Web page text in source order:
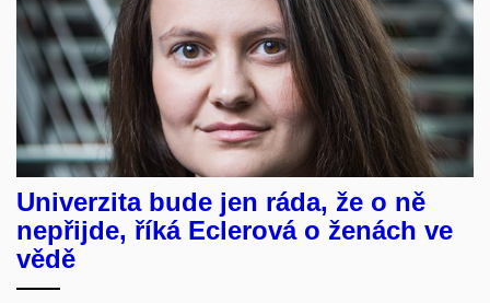
Univerzita bude jen ráda, že o ně
nepřijde, říká Eclerová o ženách ve
vědě